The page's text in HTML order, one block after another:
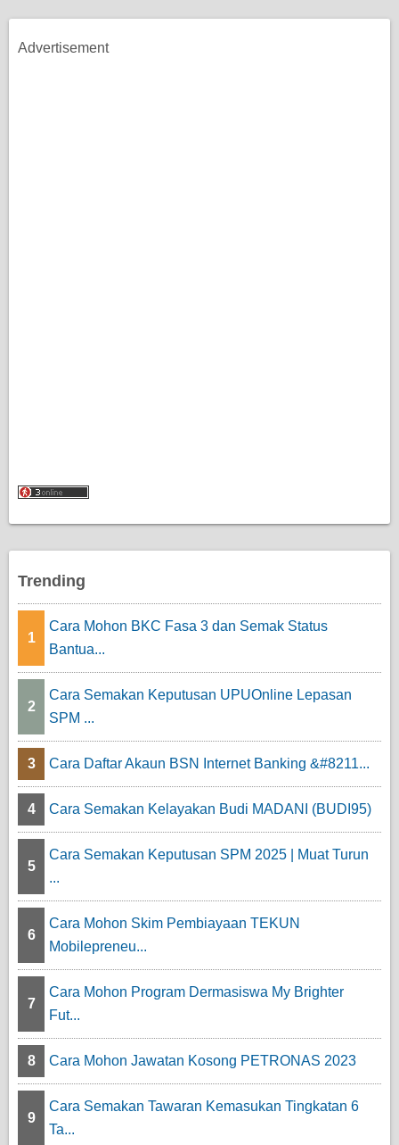
Advertisement
Trending
1
Cara Mohon BKC Fasa 3 dan Semak Status
Bantua...
2
Cara Semakan Keputusan UPUOnline Lepasan
SPM ...
3 Cara Daftar Akaun BSN Internet Banking &#8211...
4 Cara Semakan Kelayakan Budi MADANI (BUDI95)
5
Cara Semakan Keputusan SPM 2025 | Muat Turun
...
6
Cara Mohon Skim Pembiayaan TEKUN
Mobilepreneu...
7
Cara Mohon Program Dermasiswa My Brighter
Fut...
8 Cara Mohon Jawatan Kosong PETRONAS 2023
9
Cara Semakan Tawaran Kemasukan Tingkatan 6
Ta...